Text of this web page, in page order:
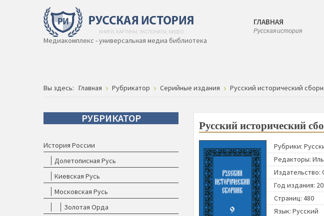
Медиакомплекс - универсальная медиа библиотека
ГЛАВНАЯ
Русская история
Вы здесь: Главная Рубрикатор Серийные издания Русский исторический
Русский исторический
Рубрики:
Редакторы:
Издательство:
Год издания:
Страниц: 480
Язык: Русский
РУБРИКАТОР
История России
Долетописная Русь
Киевская Русь
Московская Русь
Золотая Орда